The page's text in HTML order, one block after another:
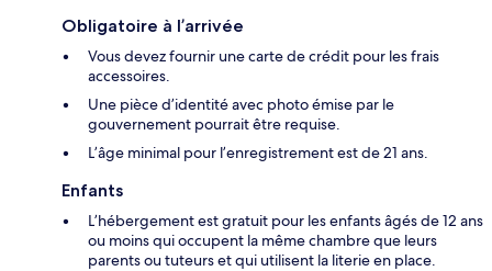
Obligatoire à l’arrivée
Vous devez fournir une carte de crédit pour les frais
accessoires.
Une pièce d’identité avec photo émise par le
gouvernement pourrait être requise.
L’âge minimal pour l’enregistrement est de 21 ans.
Enfants
L’hébergement est gratuit pour les enfants âgés de 12 ans
ou moins qui occupent la même chambre que leurs
parents ou tuteurs et qui utilisent la literie en place.